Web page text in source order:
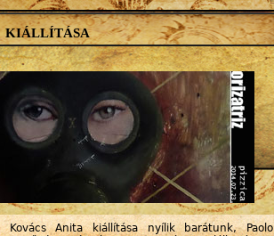
Jump to navigation
kiállítása
Kovács Anita kiállítása nyílik barátunk, Paolo